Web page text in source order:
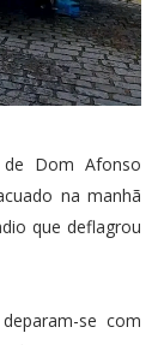
Dom Afonso
na manhã
que deflagrou
se com